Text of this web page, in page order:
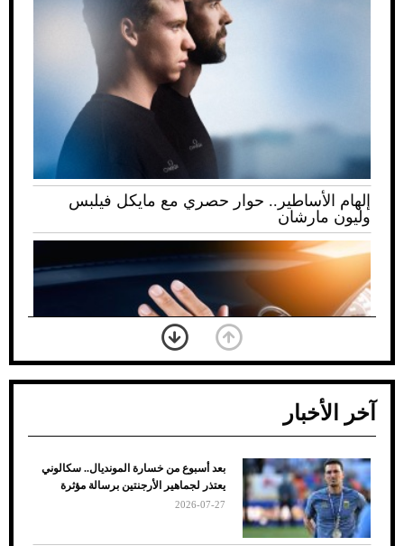
إلهام الأساطير.. حوار حصري مع مايكل فيلبس
وليون مارشان
ضعف تبريد مكيف السيارة عند الوقوف.. أشهر
الأسباب والحلول
آخر الأخبار
بعد أسبوع من خسارة المونديال.. سكالوني
يعتذر لجماهير الأرجنتين برسالة مؤثرة
2026-07-27